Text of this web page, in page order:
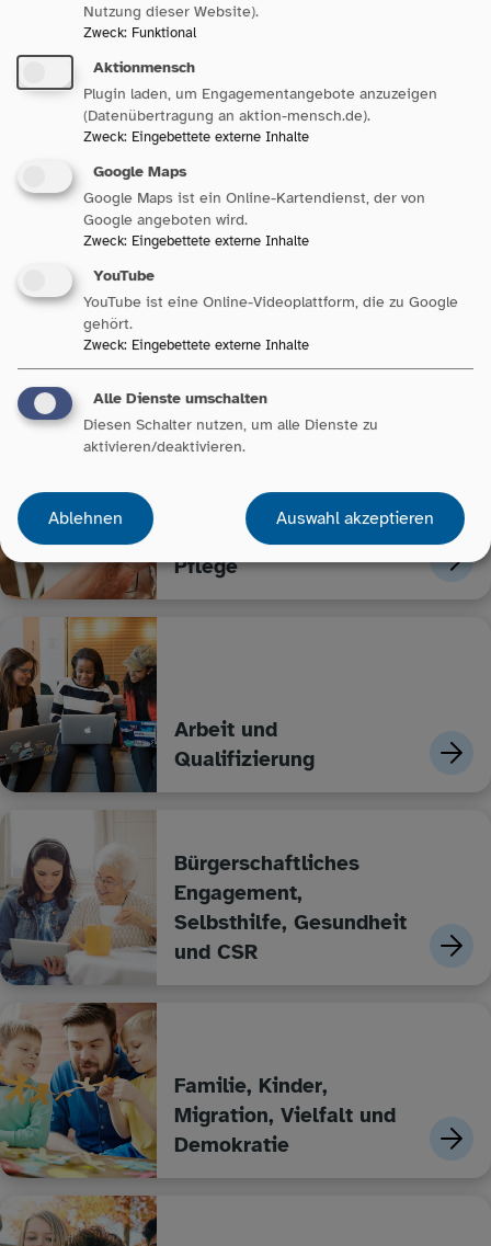
Sozialpolitik in Baden-
Württemberg
Unsere Bereiche
Ältere Menschen und
Pflege
Arbeit und
Qualifizierung
Bürgerschaftliches
Engagement,
Selbsthilfe, Gesundheit
und CSR
Familie, Kinder,
Migration, Vielfalt und
Demokratie
Nutzung dieser Website).
Zweck: Funktional
Aktionmensch
Plugin laden, um Engagementangebote anzuzeigen
(Datenübertragung an aktion-mensch.de).
Zweck: Eingebettete externe Inhalte
Google Maps
Google Maps ist ein Online-Kartendienst, der von
Google angeboten wird.
Zweck: Eingebettete externe Inhalte
YouTube
YouTube ist eine Online-Videoplattform, die zu Google
gehört.
Zweck: Eingebettete externe Inhalte
Alle Dienste umschalten
Diesen Schalter nutzen, um alle Dienste zu
aktivieren/deaktivieren.
Ablehnen Auswahl akzeptieren